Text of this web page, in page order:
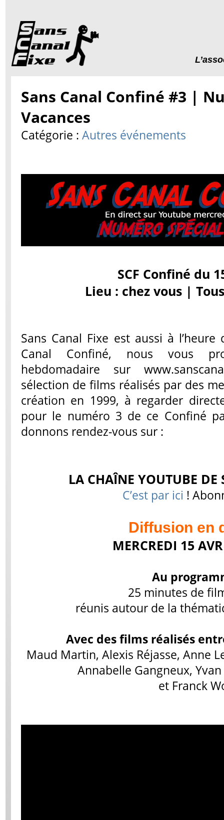
Sans Canal Confiné #3 |
Vacances
Catégorie : Autres événements
SCF Confiné du
Lieu : chez vous |
Sans Canal Fixe est aussi à
Canal Confiné, nous vous
hebdomadaire sur
sélection de films réalisés par des
création en 1999, à regarder
pour le numéro 3 de ce Confiné
donnons rendez-vous sur :
LA CHAÎNE YOUTUBE DE
C’est par ici !
Diffusion en
MERCREDI 15
Au
25 minutes de
réunis autour de la
Avec des films réalisés
Maud Martin, Alexis Réjasse, Anne
Annabelle Gangneux,
et Franck